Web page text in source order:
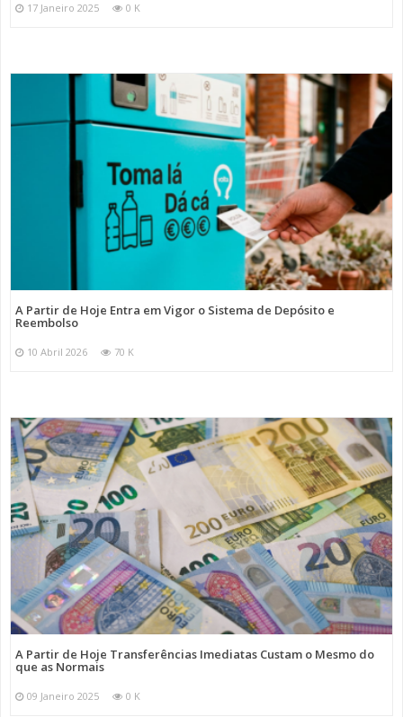
17 Janeiro 2025 0 K
A Partir de Hoje Entra em Vigor o Sistema de Depósito e
Reembolso
10 Abril 2026 70 K
A Partir de Hoje Transferências Imediatas Custam o Mesmo do
que as Normais
09 Janeiro 2025 0 K